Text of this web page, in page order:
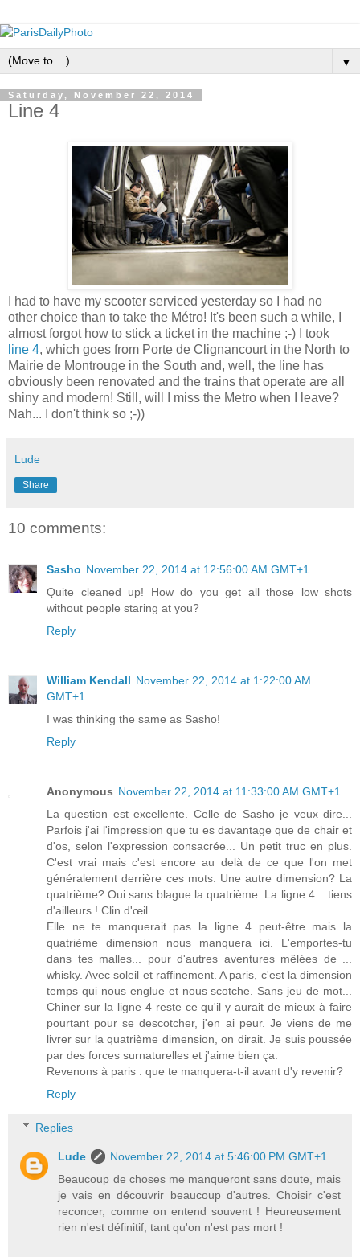
▼
Saturday, November 22, 2014
Line 4
I had to have my scooter serviced yesterday so I had no
other choice than to take the Métro! It's been such a while, I
almost forgot how to stick a ticket in the machine ;-) I took
line 4, which goes from Porte de Clignancourt in the North to
Mairie de Montrouge in the South and, well, the line has
obviously been renovated and the trains that operate are all
shiny and modern! Still, will I miss the Metro when I leave?
Nah... I don't think so ;-))
Lude
Share
10 comments:
Sasho November 22, 2014 at 12:56:00 AM GMT+1
Quite cleaned up! How do you get all those low shots
without people staring at you?
Reply
William Kendall November 22, 2014 at 1:22:00 AM
GMT+1
I was thinking the same as Sasho!
Reply
Anonymous November 22, 2014 at 11:33:00 AM GMT+1
La question est excellente. Celle de Sasho je veux dire...
Parfois j'ai l'impression que tu es davantage que de chair et
d'os, selon l'expression consacrée... Un petit truc en plus.
C'est vrai mais c'est encore au delà de ce que l'on met
généralement derrière ces mots. Une autre dimension? La
quatrième? Oui sans blague la quatrième. La ligne 4... tiens
d'ailleurs ! Clin d'œil.
Elle ne te manquerait pas la ligne 4 peut-être mais la
quatrième dimension nous manquera ici. L'emportes-tu
dans tes malles... pour d'autres aventures mêlées de ...
whisky. Avec soleil et raffinement. A paris, c'est la dimension
temps qui nous englue et nous scotche. Sans jeu de mot...
Chiner sur la ligne 4 reste ce qu'il y aurait de mieux à faire
pourtant pour se descotcher, j'en ai peur. Je viens de me
livrer sur la quatrième dimension, on dirait. Je suis poussée
par des forces surnaturelles et j'aime bien ça.
Revenons à paris : que te manquera-t-il avant d'y revenir?
Reply
Replies
Lude
November 22, 2014 at 5:46:00 PM GMT+1
Beaucoup de choses me manqueront sans doute, mais
je vais en découvrir beaucoup d'autres. Choisir c'est
reconcer, comme on entend souvent ! Heureusement
rien n'est définitif, tant qu'on n'est pas mort !